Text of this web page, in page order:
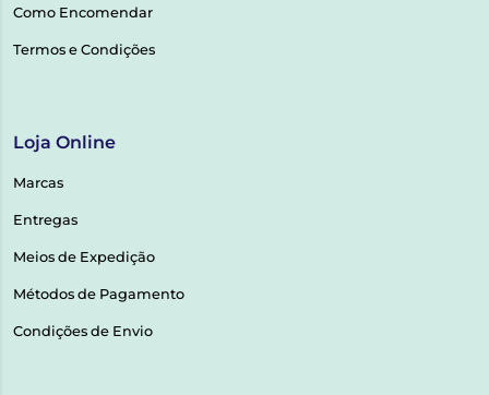
Como Encomendar
Termos e Condições
Loja Online
Marcas
Entregas
Meios de Expedição
Métodos de Pagamento
Condições de Envio